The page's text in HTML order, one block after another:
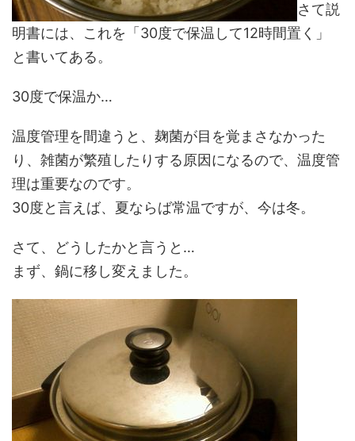
さて説
明書には、これを「30度で保温して12時間置く」
と書いてある。
30度で保温か…
温度管理を間違うと、麹菌が目を覚まさなかった
り、雑菌が繁殖したりする原因になるので、温度管
理は重要なのです。
30度と言えば、夏ならば常温ですが、今は冬。
さて、どうしたかと言うと…
まず、鍋に移し変えました。